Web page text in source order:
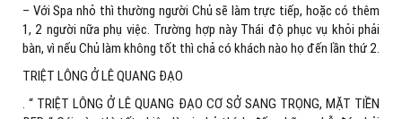
– Với Spa nhỏ thì thường người Chủ sẽ làm trực tiếp, hoặc có thêm
1, 2 người nữa phụ việc. Trường hợp này Thái độ phục vụ khỏi phải
bàn, vì nếu Chủ làm không tốt thì chả có khách nào họ đến lần thứ 2.
TRIỆT LÔNG Ở LÊ QUANG ĐẠO
. “ TRIỆT LÔNG Ở LÊ QUANG ĐẠO CƠ SỞ SANG TRỌNG, MẶT TIỀN